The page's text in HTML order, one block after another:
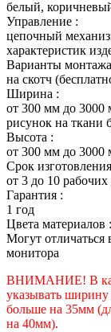
белый,
Управление :
цепочный
характеристик
Варианты
на скотч
Ширина :
от 300 мм до
рисунок на ткани
Высота :
от 300 мм до 3000
Срок
от 3 до 10 рабочих
Гарантия :
1 год
Цвета материалов :
Могут отличаться
монитора
ВНИМАНИЕ! В
указывать ширину
больше на 35мм
на 40мм).